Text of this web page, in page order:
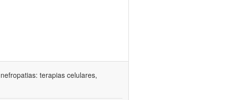
terapias celulares,